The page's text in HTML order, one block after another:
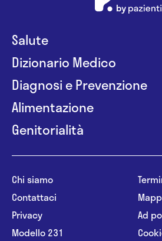
Salute
Dizionario Medico
Diagnosi e Prevenzione
Alimentazione
Genitorialità
Chi siamo
Contattaci
Privacy
Modello 231
Ad